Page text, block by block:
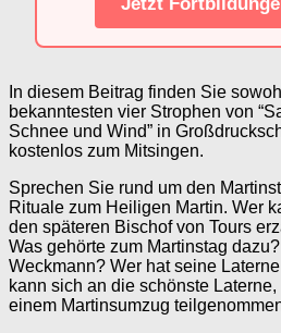
In diesem Beitrag finden Sie
bekanntesten vier Strophen von
Schnee und Wind” in
kostenlos zum Mitsingen.
Sprechen Sie rund um den
Rituale zum Heiligen Martin. Wer
den späteren Bischof von Tours
Was gehörte zum Martinstag
Weckmann? Wer hat seine
kann sich an die schönste
einem Martinsumzug